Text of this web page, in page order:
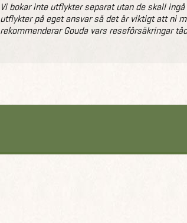
Vi bokar inte utflykter separat utan de skall
utflykter på eget ansvar så det är viktigt att ni
rekommenderar Gouda vars reseförsäkringar